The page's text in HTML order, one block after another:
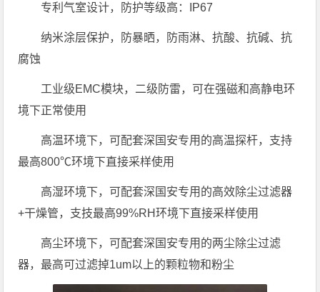
专利气室设计，防护等级高：IP67
纳米涂层保护，防暴晒，防雨淋、抗酸、抗碱、抗
腐蚀
工业级EMC模块，二级防雷，可在强磁和高静电环
境下正常使用
高温环境下，可配套深国安专用的高温探杆，支持
最高800℃环境下直接采样使用
高湿环境下，可配套深国安专用的高效除尘过滤器
+干燥管，支技最高99%RH环境下直接采样使用
高尘环境下，可配套深国安专用的两尘除尘过滤
器，最高可过滤掉1um以上的颗粒物和粉尘